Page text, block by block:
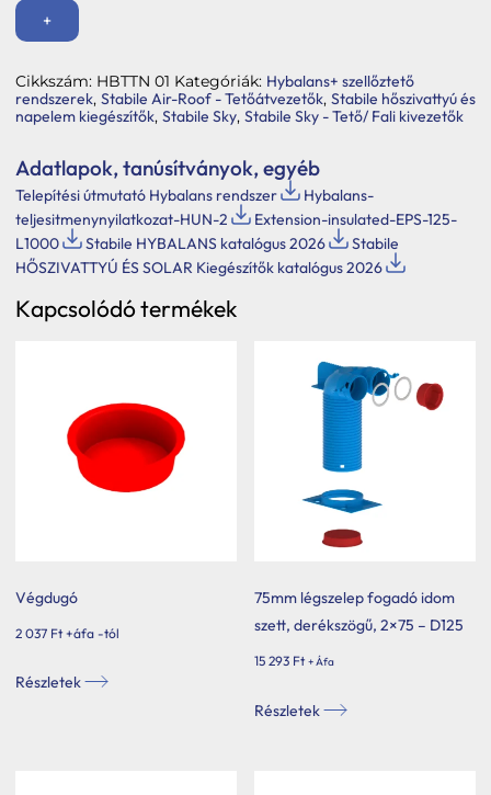
idom
kifúváshoz
beszíváshoz
L=1000
(fekete)
mennyiség
+
Cikkszám: HBTTN 01 Kategóriák: Hybalans+ szellőztető
rendszerek, Stabile Air-Roof - Tetőátvezetők, Stabile hőszivattyú és
napelem kiegészítők, Stabile Sky, Stabile Sky - Tető/ Fali kivezetők
Adatlapok, tanúsítványok, egyéb
Telepítési útmutató Hybalans rendszer
Hybalans-
teljesitmenynyilatkozat-HUN-2
Extension-insulated-EPS-125-
L1000
Stabile HYBALANS katalógus 2026
Stabile
HŐSZIVATTYÚ ÉS SOLAR Kiegészítők katalógus 2026
Kapcsolódó termékek
Végdugó
2 037 Ft +áfa -tól
Részletek
75mm légszelep fogadó idom
szett, derékszögű, 2×75 – D125
15 293 Ft + Áfa
Részletek